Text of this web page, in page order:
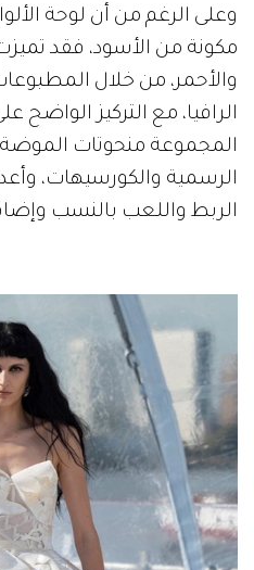
وعلى الرغم من أن لوحة
مكونة من الأسود، فقد
والأحمر، من خلال
الرافيا، مع التركيز الواضح
المجموعة منحوتات الموضة
الرسمية والكورسيهات،
الربط واللعب بالنسب